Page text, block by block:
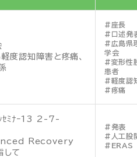
度認知障害と疼痛、
座長
口述発
広島県
学会
変形性
患者
軽度認
疼痛
ﾝｾﾐﾅｰ13 2-7-
Recovery
て
発表
人工股
ERAS